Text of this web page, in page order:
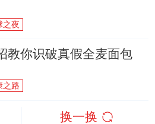
之夜
教你识破真假全麦面包
之路
换一换